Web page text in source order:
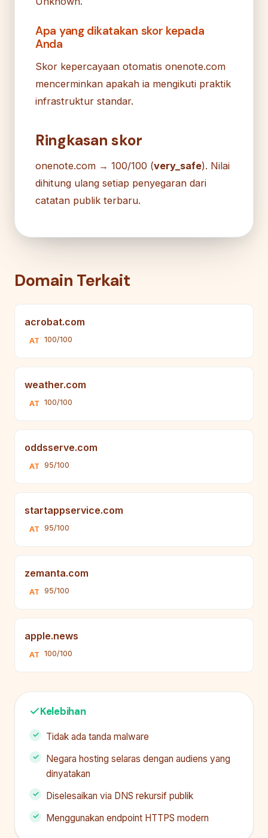
Apa yang dikatakan skor kepada
Anda
Skor kepercayaan otomatis onenote.com
mencerminkan apakah ia mengikuti praktik
infrastruktur standar.
Ringkasan skor
onenote.com → 100/100 (very_safe). Nilai
dihitung ulang setiap penyegaran dari
catatan publik terbaru.
Domain Terkait
acrobat.com
AT 100/100
weather.com
AT 100/100
oddsserve.com
AT 95/100
startappservice.com
AT 95/100
zemanta.com
AT 95/100
apple.news
AT 100/100
Kelebihan
Tidak ada tanda malware
Negara hosting selaras dengan audiens yang
dinyatakan
Diselesaikan via DNS rekursif publik
Menggunakan endpoint HTTPS modern